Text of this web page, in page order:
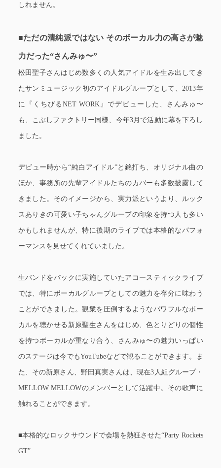
しれません。
■ただの清純派ではない そのボーカル力の高さが魅
力だった“さんみゅ〜”
松田聖子さんはじめ数多くの人気アイドルを生み出してき
たサンミュージック初のアイドルグループとして、2013年
に『くちびるNET WORK』でデビューした、さんみゅ〜
も、こぶしファクトリー同様、今年3月で活動に幕を下ろし
ました。
デビュー時から“純白アイドル”と銘打ち、オリジナル曲の
ほか、事務所の先輩アイドルたちのカバーも多数披露して
きました。そのイメージから、実力派というより、ルック
スありきの可愛い子ちゃんグループの印象を持つ人も多い
かもしれませんが、特に後期のライブでは本格的なパフォ
ーマンスを見せてくれていました。
生バンドをバックに実施していたアコースティックライブ
では、特にボーカルグループとしての魅力を存分に味わう
ことができました。観衆を圧倒するようなパワフルなボー
カルを聴かせる新原聖生さんをはじめ、色とりどりの個性
を持つボーカルが重なり合う、さんみゅ〜の魅力いっぱい
のステージは今でもYouTubeなどで観ることができます。ま
た、その新原さん、野田真実さんは、現在3人組グループ・
MELLOW MELLOWのメンバーとして活躍中。その歌声に
触れることができます。
■本格的なロックサウンドで会場を熱狂させた“Party Rockets
GT”